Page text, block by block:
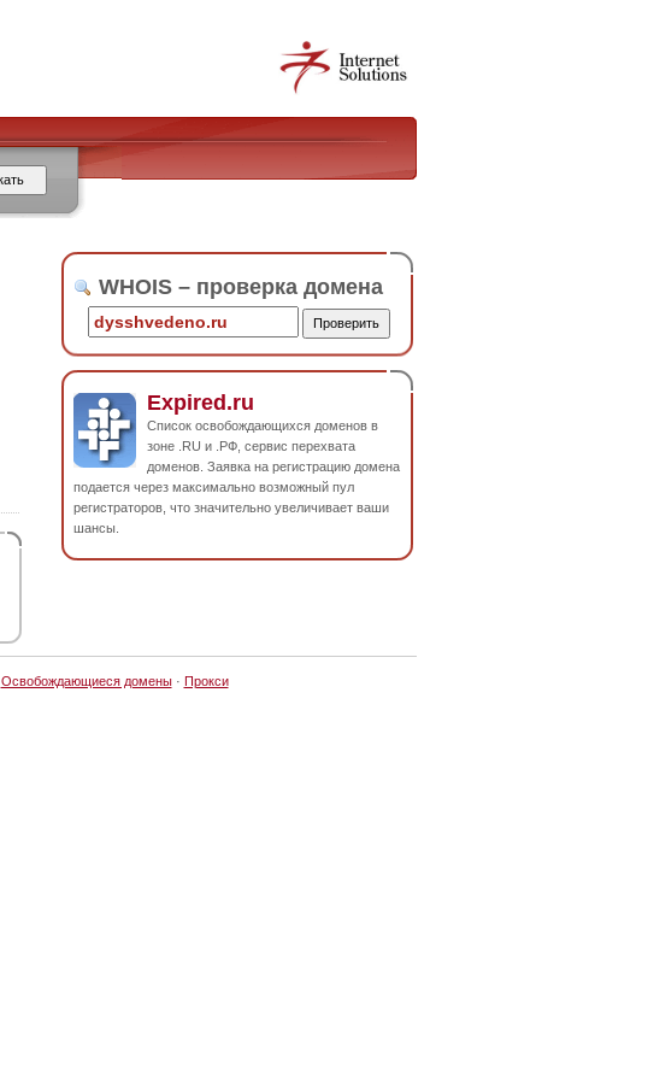
WHOIS – проверка домена
Expired.ru
Список освобождающихся доменов в
зоне .RU и .РФ, сервис перехвата
доменов. Заявка на регистрацию домена
подается через максимально возможный пул
регистраторов, что значительно увеличивает ваши
шансы.
Освобождающиеся домены· Прокси